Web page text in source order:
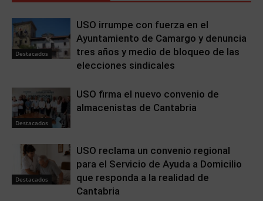
Destacados
USO irrumpe con fuerza en el
Ayuntamiento de Camargo y denuncia
tres años y medio de bloqueo de las
elecciones sindicales
Destacados
USO firma el nuevo convenio de
almacenistas de Cantabria
Destacados
USO reclama un convenio regional
para el Servicio de Ayuda a Domicilio
que responda a la realidad de
Cantabria